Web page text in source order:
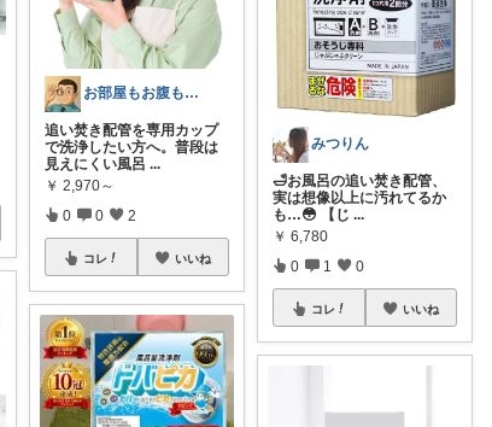
お部屋もお腹もピッカピカの専門家
追い焚き配管を専用カップ
で洗浄したい方へ。普段は
見えにくい風呂 ...
￥ 2,970～
0 0 2
コレ いいね
みつりん
🛁お風呂の追い焚き配管、
実は想像以上に汚れてるか
も…😳 【じ ...
￥ 6,780
0 1 0
コレ いいね